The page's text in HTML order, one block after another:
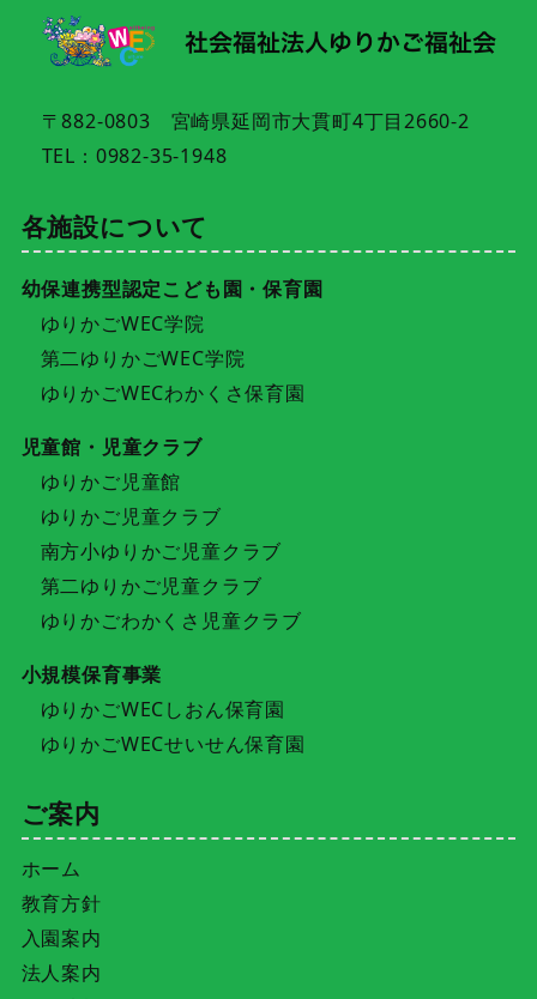
〒882-0803 宮崎県延岡市大貫町4丁目2660-2
TEL：0982-35-1948
各施設について
幼保連携型認定こども園・保育園
ゆりかごWEC学院
第二ゆりかごWEC学院
ゆりかごWECわかくさ保育園
児童館・児童クラブ
ゆりかご児童館
ゆりかご児童クラブ
南方小ゆりかご児童クラブ
第二ゆりかご児童クラブ
ゆりかごわかくさ児童クラブ
小規模保育事業
ゆりかごWECしおん保育園
ゆりかごWECせいせん保育園
ご案内
ホーム
教育方針
入園案内
法人案内